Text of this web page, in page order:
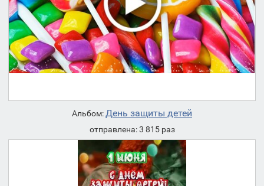
Альбом:День защиты детей
отправлена: 3 815 раз